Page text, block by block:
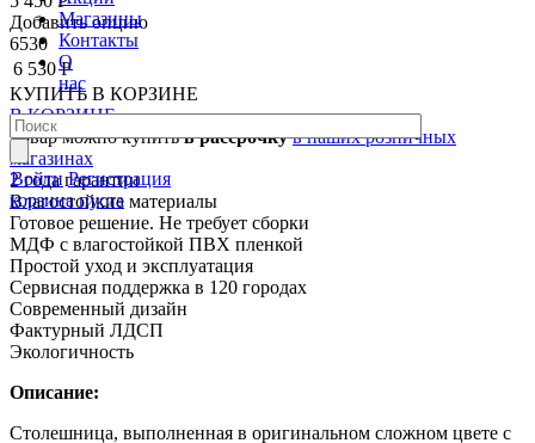
Магазины
Контакты
О
нас
Войти Регистрация
корзина пуста
Добавить опцию
6530
6 530 Р
КУПИТЬ В КОРЗИНЕ
В КОРЗИНЕ
Товар можно купитьв рассрочку в наших розничных
магазинах
2 года гарантии
Влагостойкие материалы
Готовое решение. Не требует сборки
МДФ с влагостойкой ПВХ пленкой
Простой уход и эксплуатация
Сервисная поддержка в 120 городах
Современный дизайн
Фактурный ЛДСП
Экологичность
Описание:
Столешница, выполненная в оригинальном сложном цвете с